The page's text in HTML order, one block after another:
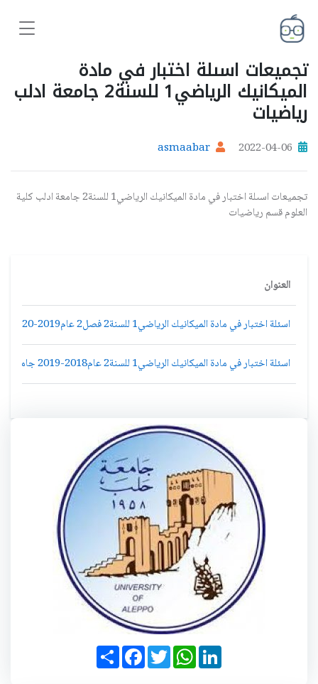
تجميعات اسىلة اختبار في مادة
الميكانيك الرياضي1 للسنة2 جامعة ادلب
رياضيات
2022-04-06
asmaabar
تجميعات اسىلة اختبار في مادة الميكانيك الرياضي1 للسنة2 جامعة ادلب كلية
العلوم قسم رياضيات
العنوان
اسئلة اختبار في مادة الميكانيك الرياضي1 للسنة2 فصل2 عام2019-2020 جامعة ادلب رياضيات
اسئلة اختبار في مادة الميكانيك الرياضي1 للسنة2 عام2018-2019 جامعة ادلب رياضيات
S
h
a
F
a
c
T
w
i
W
h
a
L
i
n